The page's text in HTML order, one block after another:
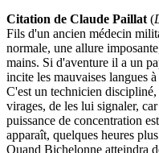
Citation de Claude Paillat (
Fils d'un ancien médecin
normale, une allure
mains. Si d'aventure il a un
incite les mauvaises langues
C'est un technicien
virages, de les lui signaler,
puissance de concentration
apparaît, quelques heures
Quand Bichelonne atteindra